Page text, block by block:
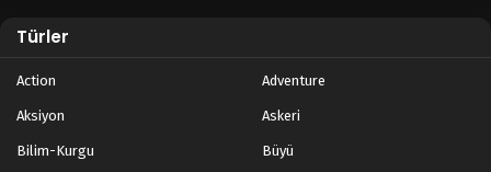
Türler
Action Adventure
Aksiyon Askeri
Bilim-Kurgu Büyü